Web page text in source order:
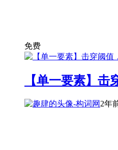
免费
【单一要素】击
2年